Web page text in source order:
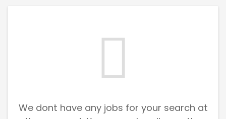
We dont have any jobs for your search at